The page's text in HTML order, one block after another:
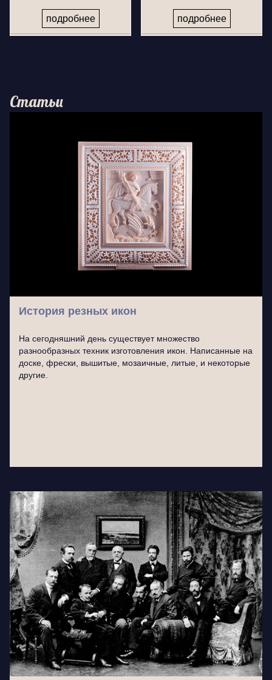
подробнее подробнее
Статьи
История резных икон
На сегодняшний день существует множество
разнообразных техник изготовления икон. Написанные на
доске, фрески, вышитые, мозаичные, литые, и некоторые
другие.